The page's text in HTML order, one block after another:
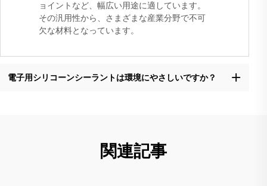
ョイントなど、幅広い用途に適しています。
その汎用性から、さまざまな産業分野で不可
欠な材料となっています。
電子用シリコーンシーラントは環境にやさしいですか？
関連記事